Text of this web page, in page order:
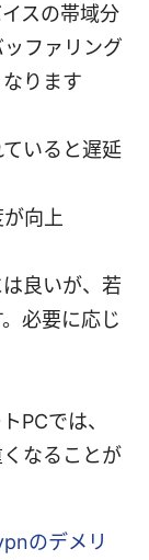
スの帯域分
ファリング
ります
いると遅延
向上
良いが、若
必要に応じ
PCでは、
なることが
のデメリ